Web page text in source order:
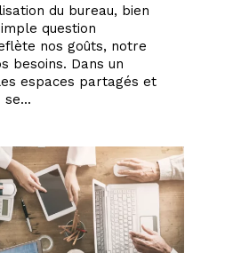
du bureau, bien
question
nos goûts, notre
besoins. Dans un
espaces partagés et